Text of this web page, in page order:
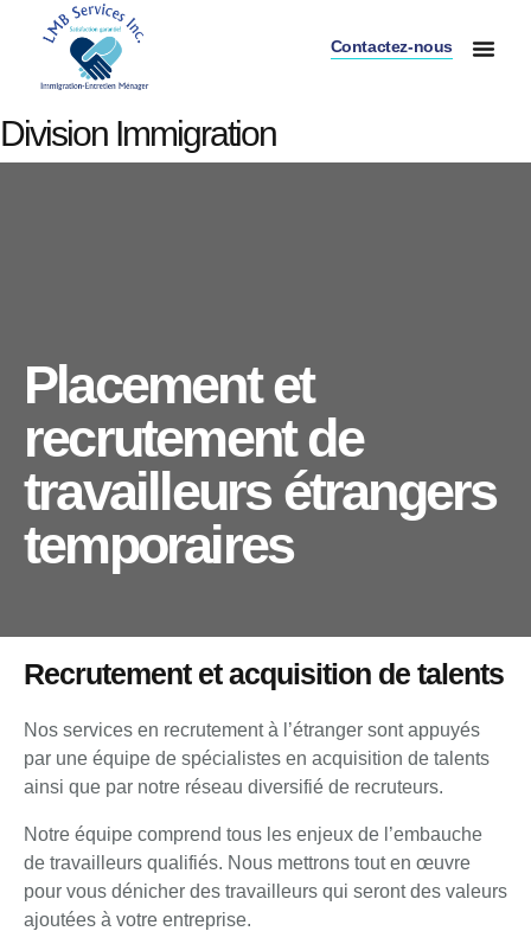
Contactez-nous
Division Immigration
Placement et
recrutement de
travailleurs étrangers
temporaires
Recrutement et acquisition de talents
Nos services en recrutement à l’étranger sont appuyés
par une équipe de spécialistes en acquisition de talents
ainsi que par notre réseau diversifié de recruteurs.
Notre équipe comprend tous les enjeux de l’embauche
de travailleurs qualifiés. Nous mettrons tout en œuvre
pour vous dénicher des travailleurs qui seront des valeurs
ajoutées à votre entreprise.